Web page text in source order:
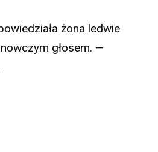
żona ledwie
głosem. —